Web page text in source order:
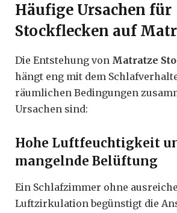
Häufige Ursachen für
Stockflecken auf
Die Entstehung von Matratze
hängt eng mit dem
räumlichen Bedingungen
Ursachen sind:
Hohe Luftfeuchtigkeit
mangelnde Belüftung
Ein Schlafzimmer ohne
Luftzirkulation begünstigt die